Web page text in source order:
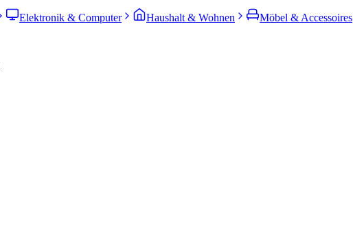
Elektronik & Computer Haushalt & Wohnen Möbel & Accessoires